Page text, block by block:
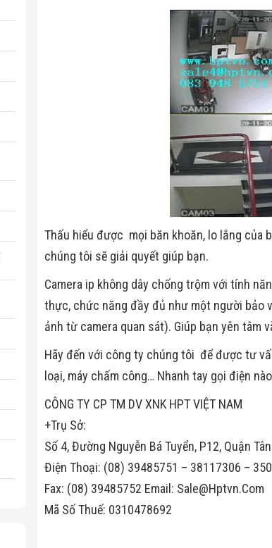
Thấu hiểu được mọi băn khoăn, lo lắng của
chúng tôi sẽ giải quyết giúp bạn.
Camera ip không dây chống trộm với tính
thực, chức năng đầy đủ như một người bảo
ảnh từ camera quan sát). Giúp bạn yên tâm
Hãy đến với công ty chúng tôi để được tư
loại, máy chấm công… Nhanh tay gọi điện
CÔNG TY CP TM DV XNK HPT VIỆT NAM
+Trụ Sở:
Số 4, Đường Nguyễn Bá Tuyển, P12, Quận
Điện Thoại: (08) 39485751 – 38117306 –
Fax: (08) 39485752 Email: Sale@Hptvn.Com
Mã Số Thuế: 0310478692